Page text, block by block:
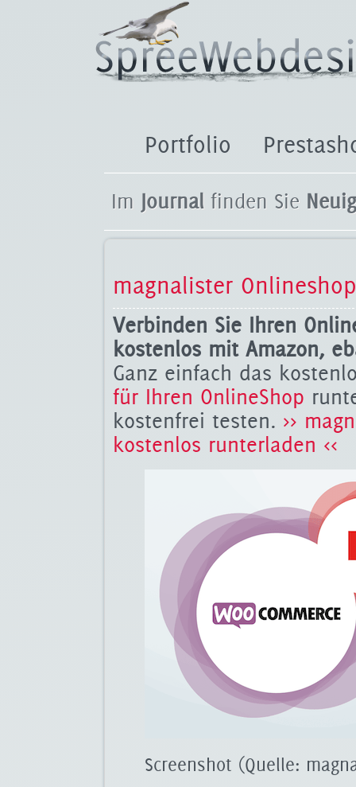
Portfolio
Im Journal finden Sie
magnalister
Verbinden Sie Ihren
kostenlos mit Amazon,
Ganz einfach das
für Ihren OnlineShop
kostenfrei testen. >>
kostenlos runterladen <<
Screenshot (Quelle: